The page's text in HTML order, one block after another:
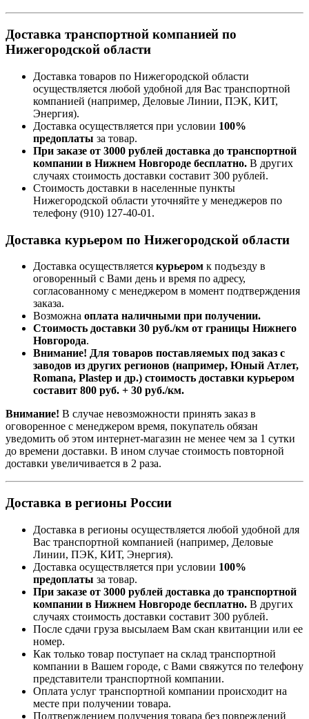
Доставка транспортной компанией по
Нижегородской области
Доставка товаров по Нижегородской области
осуществляется любой удобной для Вас транспортной
компанией (например, Деловые Линии, ПЭК, КИТ,
Энергия).
Доставка осуществляется при условии 100%
предоплаты за товар.
При заказе от 3000 рублей доставка до транспортной
компании в Нижнем Новгороде бесплатно. В других
случаях стоимость доставки составит 300 рублей.
Стоимость доставки в населенные пункты
Нижегородской области уточняйте у менеджеров по
телефону (910) 127-40-01 .
Доставка курьером по Нижегородской области
Доставка осуществляется курьером к подъезду в
оговоренный с Вами день и время по адресу,
согласованному с менеджером в момент подтверждения
заказа.
Возможна оплата наличными при получении.
Стоимость доставки 30 руб./км от границы Нижнего
Новгорода.
Внимание! Для товаров поставляемых под заказ с
заводов из других регионов (например, Юный Атлет,
Romana, Plastep и др.) стоимость доставки курьером
составит 800 руб. + 30 руб./км.
Внимание! В случае невозможности принять заказ в
оговоренное с менеджером время, покупатель обязан
уведомить об этом интернет-магазин не менее чем за 1 сутки
до времени доставки. В ином случае стоимость повторной
доставки увеличивается в 2 раза.
Доставка в регионы России
Доставка в регионы осуществляется любой удобной для
Вас транспортной компанией (например, Деловые
Линии, ПЭК, КИТ, Энергия).
Доставка осуществляется при условии 100%
предоплаты за товар.
При заказе от 3000 рублей доставка до транспортной
компании в Нижнем Новгороде бесплатно. В других
случаях стоимость доставки составит 300 рублей.
После сдачи груза высылаем Вам скан квитанции или ее
номер.
Как только товар поступает на склад транспортной
компании в Вашем городе, с Вами свяжутся по телефону
представители транспортной компании.
Оплата услуг транспортной компании происходит на
месте при получении товара.
Подтверждением получения товара без повреждений